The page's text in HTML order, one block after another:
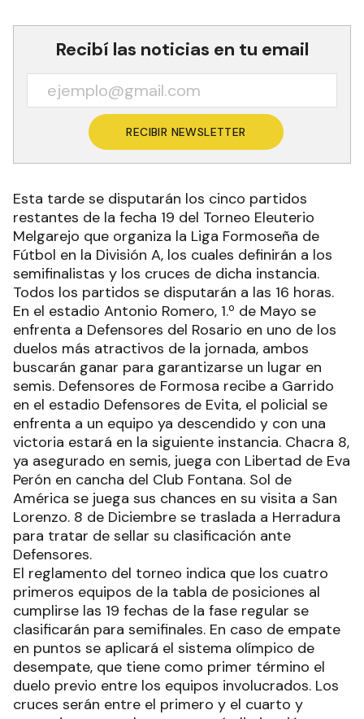
Recibí las noticias en tu email
RECIBIR NEWSLETTER
Esta tarde se disputarán los cinco partidos
restantes de la fecha 19 del Torneo Eleuterio
Melgarejo que organiza la Liga Formoseña de
Fútbol en la División A, los cuales definirán a los
semifinalistas y los cruces de dicha instancia.
Todos los partidos se disputarán a las 16 horas.
En el estadio Antonio Romero, 1.º de Mayo se
enfrenta a Defensores del Rosario en uno de los
duelos más atractivos de la jornada, ambos
buscarán ganar para garantizarse un lugar en
semis. Defensores de Formosa recibe a Garrido
en el estadio Defensores de Evita, el policial se
enfrenta a un equipo ya descendido y con una
victoria estará en la siguiente instancia. Chacra 8,
ya asegurado en semis, juega con Libertad de Eva
Perón en cancha del Club Fontana. Sol de
América se juega sus chances en su visita a San
Lorenzo. 8 de Diciembre se traslada a Herradura
para tratar de sellar su clasificación ante
Defensores.
El reglamento del torneo indica que los cuatro
primeros equipos de la tabla de posiciones al
cumplirse las 19 fechas de la fase regular se
clasificarán para semifinales. En caso de empate
en puntos se aplicará el sistema olímpico de
desempate, que tiene como primer término el
duelo previo entre los equipos involucrados. Los
cruces serán entre el primero y el cuarto y